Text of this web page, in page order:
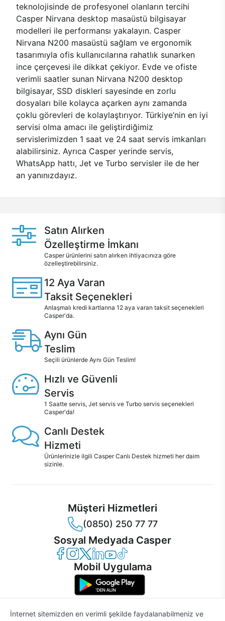
teknolojisinde de profesyonel olanların tercihi
Casper Nirvana desktop masaüstü bilgisayar
modelleri ile performansı yakalayın. Casper
Nirvana N200 masaüstü sağlam ve ergonomik
tasarımıyla ofis kullanıcılarına rahatlık sunarken
ince çerçevesi ile dikkat çekiyor. Evde ve ofiste
verimli saatler sunan Nirvana N200 desktop
bilgisayar, SSD diskleri sayesinde en zorlu
dosyaları bile kolayca açarken aynı zamanda
çoklu görevleri de kolaylaştırıyor. Türkiye’nin en iyi
servisi olma amacı ile geliştirdiğimiz
servislerimizden 1 saat ve 24 saat servis imkanları
alabilirsiniz. Ayrıca Casper yerinde servis,
WhatsApp hattı, Jet ve Turbo servisler ile de her
an yanınızdayız.
Satın Alırken
Özelleştirme İmkanı
Casper ürünlerini satın alırken ihtiyacınıza göre
özelleştirebilirsiniz.
12 Aya Varan
Taksit Seçenekleri
Anlaşmalı kredi kartlarına 12 aya varan taksit seçenekleri
Casper'da.
Aynı Gün
Teslim
Seçili ürünlerde Aynı Gün Teslim!
Hızlı ve Güvenli
Servis
1 Saatte servis, Jet servis ve Turbo servis seçenekleri
Casper'da!
Canlı Destek
Hizmeti
Ürünlerinizle ilgili Casper Canlı Destek hizmeti her daim
sizinle.
Müşteri Hizmetleri
(0850) 250 77 77
Sosyal Medyada Casper
Casper Facebook
Casper Instagram
Casper Twitter
Casper LinkedIn
Casper YouTube
Casper TikTok
Mobil Uygulama
İnternet sitemizden en verimli şekilde faydalanabilmeniz ve